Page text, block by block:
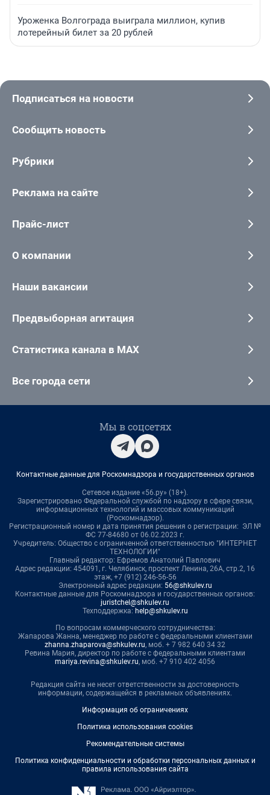
Уроженка Волгограда выиграла миллион, купив
лотерейный билет за 20 рублей
Подписаться на новости
Сообщить новость
Рубрики
Реклама на сайте
Прайс-лист
О компании
Наши вакансии
Предвыборная агитация
Статистика канала в MAX
Все города сети
Мы в соцсетях
Контактные данные для Роскомнадзора и государственных органов
Сетевое издание «56.ру» (18+).
Зарегистрировано Федеральной службой по надзору в сфере связи,
информационных технологий и массовых коммуникаций
(Роскомнадзор).
Регистрационный номер и дата принятия решения о регистрации: ЭЛ №
ФС 77-84680 от 06.02.2023 г.
Учредитель: Общество с ограниченной ответственностью "ИНТЕРНЕТ
ТЕХНОЛОГИИ"
Главный редактор: Ефремов Анатолий Павлович
Адрес редакции: 454091, г. Челябинск, проспект Ленина, 26А, стр.2, 16
этаж, +7 (912) 246-56-56
Электронный адрес редакции: 56@shkulev.ru
Контактные данные для Роскомнадзора и государственных органов:
juristchel@shkulev.ru
Техподдержка: help@shkulev.ru
По вопросам коммерческого сотрудничества:
Жапарова Жанна, менеджер по работе с федеральными клиентами
zhanna.zhaparova@shkulev.ru, моб. + 7 982 640 34 32
Ревина Мария, директор по работе с федеральными клиентами
mariya.revina@shkulev.ru, моб. +7 910 402 4056
Редакция сайта не несет ответственности за достоверность
информации, содержащейся в рекламных объявлениях.
Информация об ограничениях
Политика использования cookies
Рекомендательные системы
Политика конфиденциальности и обработки персональных данных и
правила использования сайта